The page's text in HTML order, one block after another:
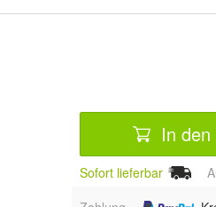
In
Sofort lieferbar